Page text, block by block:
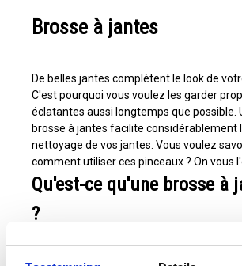
Brosse à jantes
De belles jantes complètent le look de
C'est pourquoi vous voulez les garder
éclatantes aussi longtemps que possible.
brosse à jantes facilite considérablement
nettoyage de vos jantes. Vous voulez
comment utiliser ces pinceaux ? On vous
Qu'est-ce qu'une brosse à
?
Une brosse à jantes est une brosse pour